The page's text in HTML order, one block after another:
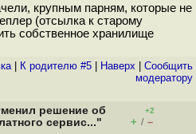
крупным парням, которые не
(отсылка к старому
собственное хранилище
| К родителю #5 Наверх
Cообщить
модератору
решение об
сервис..."
+2
+ / –